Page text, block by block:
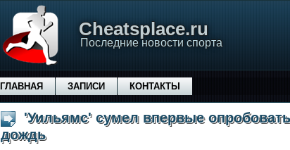
Сheatsplace.ru
Последние новости спорта
ГЛАВНАЯ ЗАПИСИ КОНТАКТЫ
'Уильямс' сумел впервые
дождь